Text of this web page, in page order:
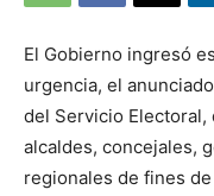
El Gobierno ingresó
urgencia, el
del Servicio
alcaldes, concejales,
regionales de fines